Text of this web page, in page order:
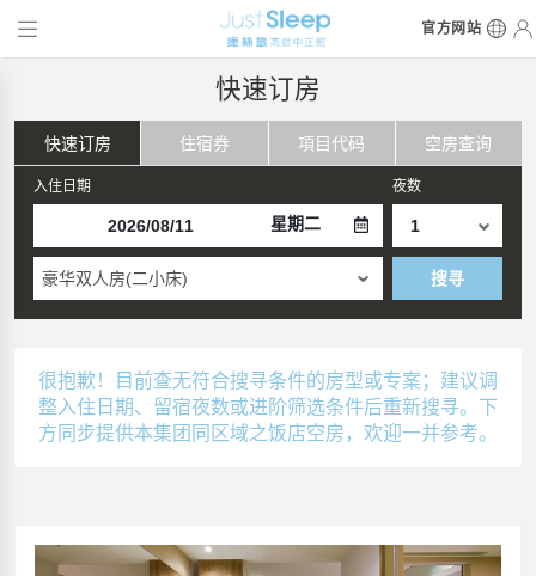
官方网站
快速订房
快速订房 住宿券 項目代码 空房查询
入住日期
星期二
夜数
豪华双人房(二小床) 搜寻
很抱歉！目前查无符合搜寻条件的房型或专案；建议调
整入住日期、留宿夜数或进阶筛选条件后重新搜寻。下
方同步提供本集团同区域之饭店空房，欢迎一并参考。